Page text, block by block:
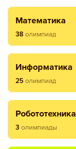
математика
38 олимпиад
информатика
25 олимпиад
робототехника
3 олимпиады